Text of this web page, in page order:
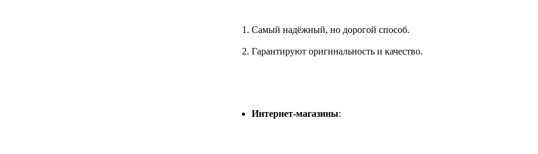
Самый надёжный, но дорогой способ.
Гарантируют оригинальность и качество.
Интернет-магазины: